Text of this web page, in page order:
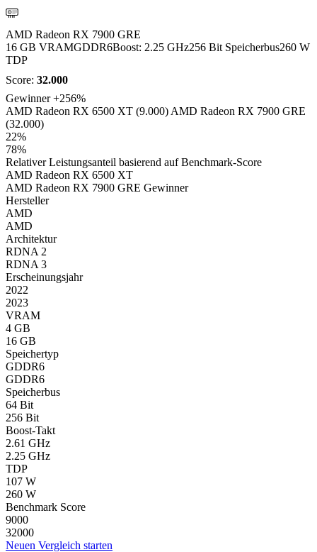
AMD Radeon RX 7900 GRE
16 GB VRAMGDDR6Boost: 2.25 GHz256 Bit Speicherbus260 W
TDP
Score: 32.000
Gewinner+256%
AMD Radeon RX 6500 XT (9.000) AMD Radeon RX 7900 GRE
(32.000)
22%
78%
Relativer Leistungsanteil basierend auf Benchmark-Score
AMD Radeon RX 6500 XT
AMD Radeon RX 7900 GRE Gewinner
Hersteller
AMD
AMD
Architektur
RDNA 2
RDNA 3
Erscheinungsjahr
2022
2023
VRAM
4 GB
16 GB
Speichertyp
GDDR6
GDDR6
Speicherbus
64 Bit
256 Bit
Boost-Takt
2.61 GHz
2.25 GHz
TDP
107 W
260 W
Benchmark Score
9000
32000
Neuen Vergleich starten